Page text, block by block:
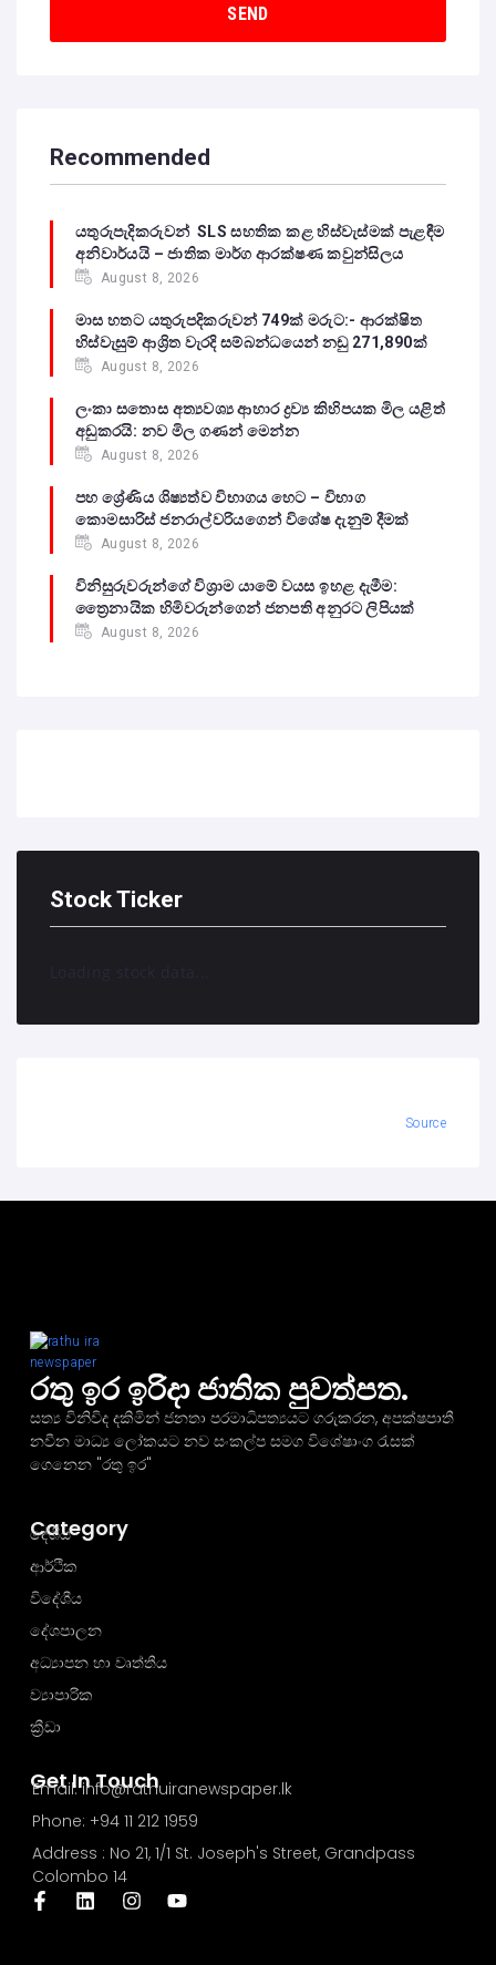
Recommended
යතුරුපැදිකරුවන් SLS සහතික කළ හිස්වැස්මක් පැළඳීම
අනිවාර්යයි – ජාතික මාර්ග ආරක්ෂණ කවුන්සිලය
August 8, 2026
මාස හතට යතුරුපදිකරුවන් 749ක් මරුට:- ආරක්ෂිත
හිස්වැසුම් ආශ්‍රිත වැරදි සම්බන්ධයෙන් නඩු 271,890ක්
August 8, 2026
ලංකා සතොස අත්‍යවශ්‍ය ආහාර ද්‍රව්‍ය කිහිපයක මිල යළිත්
අඩුකරයි: නව මිල ගණන් මෙන්න
August 8, 2026
පහ ශ්‍රේණිය ශිෂ්‍යත්ව විභාගය හෙට – විභාග
කොමසාරිස් ජනරාල්වරියගෙන් විශේෂ දැනුම් දීමක්
August 8, 2026
විනිසුරුවරුන්ගේ විශ්‍රාම යාමේ වයස ඉහළ දැමීම:
ත්‍රෛනායික හිමිවරුන්ගෙන් ජනපති අනුරට ලිපියක්
August 8, 2026
Stock Ticker
Loading stock data...
Source
රතු ඉර ඉරිදා ජාතික පුවත්පත.
සත්‍ය විනිවිද දකිමින් ජනතා පරමාධිපත්‍යයට ගරුකරන, අපක්ෂපාතී
නවීන මාධ්‍ය ලෝකයට නව සංකල්ප සමග විශේෂාංග රැසක්
ගෙනෙන "රතු ඉර"
Get In Touch
Email: info@rathuiranewspaper.lk
Phone: +94 11 212 1959
Address : No 21, 1/1 St. Joseph's Street, Grandpass
Colombo 14
Category
දේශීය
ආර්ථික
විදේශීය
දේශපාලන
අධ්‍යාපන හා වෘත්තීය
ව්‍යාපාරික
ක්‍රීඩා